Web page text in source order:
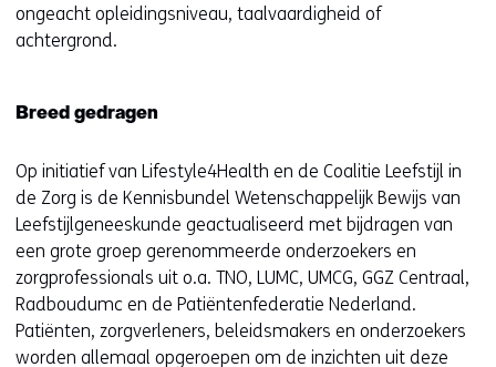
v
e
i
s
t
n
a
a
r
e
e
ongeacht opleidingsniveau, taalvaardigheid of
achtergrond.
Breed gedragen
Op initiatief van Lifestyle4Health en de Coalitie Leefstijl in
de Zorg is de Kennisbundel Wetenschappelijk Bewijs van
Leefstijlgeneeskunde geactualiseerd met bijdragen van
een grote groep gerenommeerde onderzoekers en
zorgprofessionals uit o.a. TNO, LUMC, UMCG, GGZ Centraal,
Radboudumc en de Patiëntenfederatie Nederland.
Patiënten, zorgverleners, beleidsmakers en onderzoekers
worden allemaal opgeroepen om de inzichten uit deze